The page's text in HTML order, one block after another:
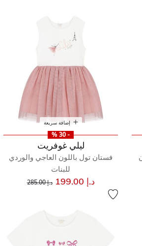
إضافة سريعة
- 30 %
ليلي غوفريت
فستان تول باللون العاجي والوردي
للبنات
د.إ 199.00 سعر مخفض مند.إ 285.00 إلى